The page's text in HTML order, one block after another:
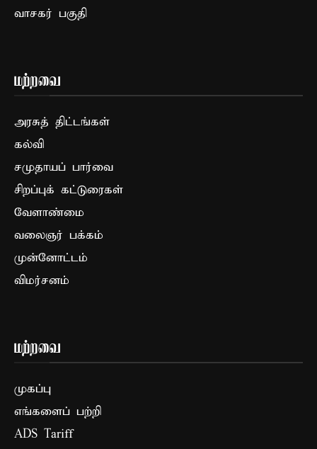
வாசகர் பகுதி
மற்றவை
அரசுத் திட்டங்கள்
கல்வி
சமுதாயப் பார்வை
சிறப்புக் கட்டுரைகள்
வேளாண்மை
வலைஞர் பக்கம்
முன்னோட்டம்
விமர்சனம்
மற்றவை
முகப்பு
எங்களைப் பற்றி
ADS Tariff